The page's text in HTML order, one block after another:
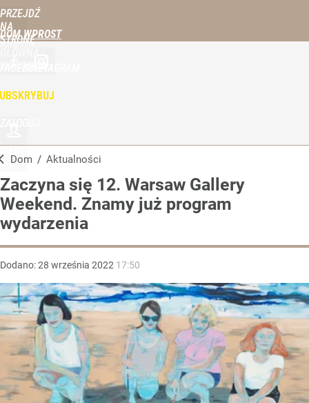
PRZEJDŹ
NA
STRONĘ
DOM WPROST
Dom / Aktualności
Zaczyna się 12. Warsaw Gallery
Weekend. Znamy już program
wydarzenia
Dodano:28 września 2022 17:50